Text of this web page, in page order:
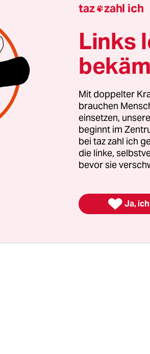
der US-Bundesregierung
mit 800
Nationalgardisten in
und Ordnung sorgen.
während einer Ansprache
ist von gewalttätigen
von umherziehenden
Wahnsinnigen und
taz zahl ich
Links
Mit doppelter
brauchen
einsetzen,
beginnt im
bei taz zahl ich
die linke,
bevor sie
 Ja,